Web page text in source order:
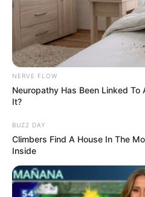
Neuropathy Has Linked
You Do It?
NERVE FLOW
Neuropathy Has Been Linked To
It?
BUZZ DAY
Climbers Find A House In The
Inside